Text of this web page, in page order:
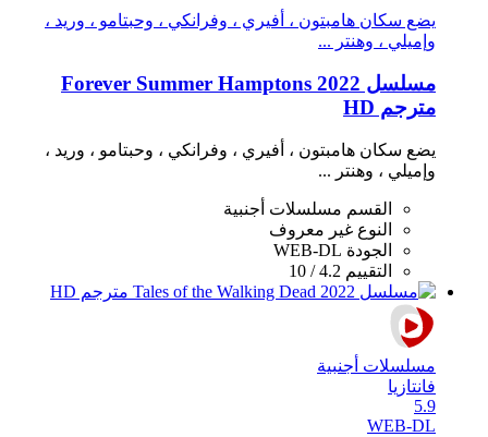
يضع سكان هامبتون ، أفيري ، وفرانكي ، وحبتامو ، وريد ،
وإميلي ، وهنتر ...
مسلسل Forever Summer Hamptons 2022
مترجم HD
يضع سكان هامبتون ، أفيري ، وفرانكي ، وحبتامو ، وريد ،
وإميلي ، وهنتر ...
القسم مسلسلات أجنبية
النوع غير معروف
الجودة WEB-DL
التقييم 4.2 / 10
مسلسلات أجنبية
فانتازيا
5.9
WEB-DL